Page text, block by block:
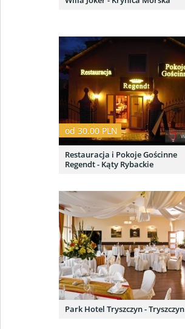
od 30.00 PLN
Restauracja i Pokoje Gościnne
Regendt - Kąty Rybackie
Park Hotel Tryszczyn - Tryszczyn